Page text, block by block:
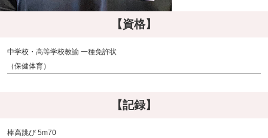
【資格】
中学校・高等学校教諭 一種免許状
（保健体育）
【記録】
棒高跳び 5m70